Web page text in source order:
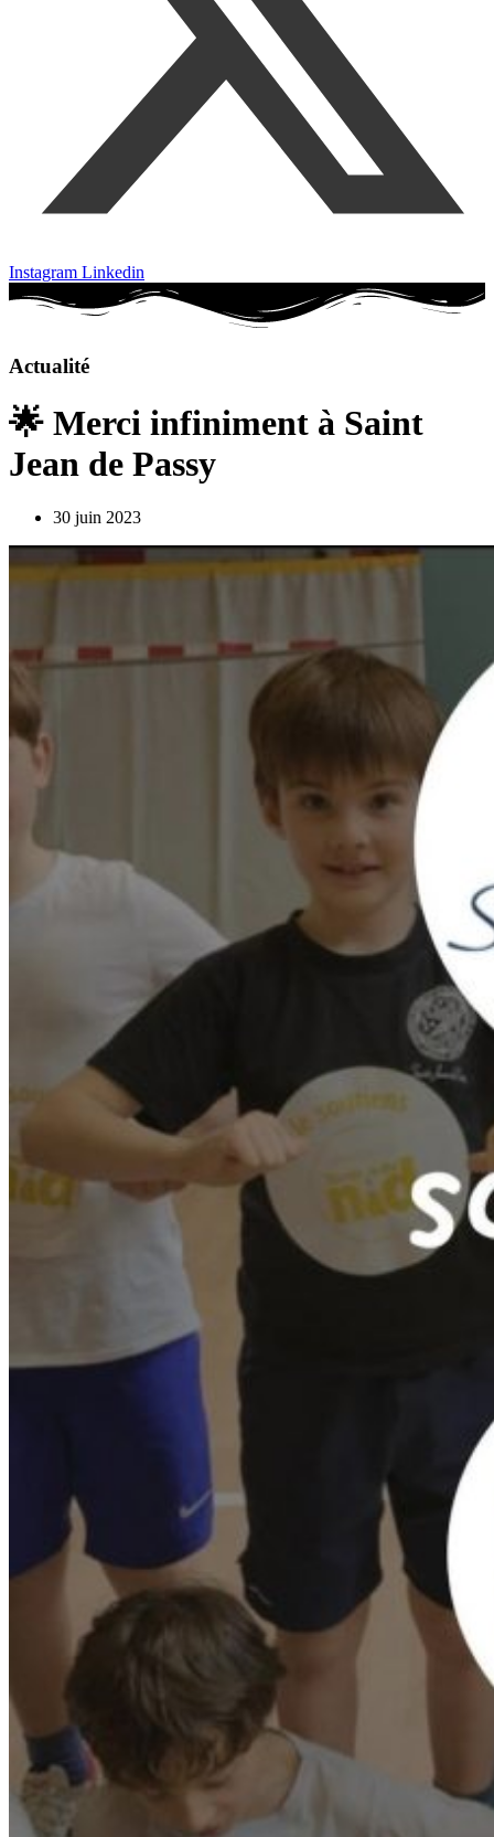
Instagram Linkedin
Actualité
🌟 Merci infiniment à Saint
Jean de Passy
30 juin 2023